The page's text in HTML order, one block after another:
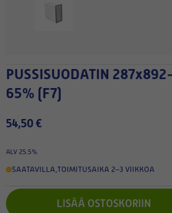
PUSSISUODATIN 287x892-540/4 ePM1
65% (F7)
54,50 €
ALV 25.5%
SAATAVILLA,TOIMITUSAIKA 2–3 VIIKKOA
LISÄÄ OSTOSKORIIN